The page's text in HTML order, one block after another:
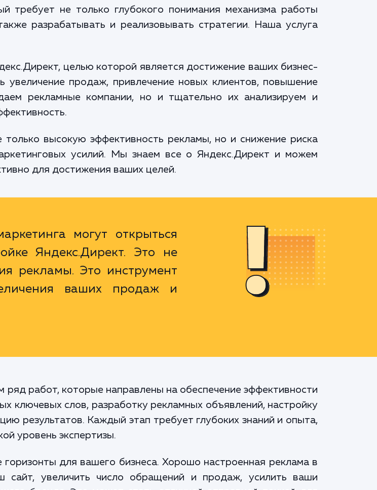
требует не только глубокого понимания механизма работы
разрабатывать и реализовывать стратегии. Наша услуга
целью которой является достижение ваших бизнес-
продаж, привлечение новых клиентов, повышение
рекламные компании, но и тщательно их анализируем и
высокую эффективность рекламы, но и снижение риска
усилий. Мы знаем все о Яндекс.Директ и можем
для достижения ваших целей.
могут открыться
Яндекс.Директ. Это не
рекламы. Это инструмент
ваших продаж и
работ, которые направлены на обеспечение эффективности
ключевых слов, разработку рекламных объявлений, настройку
результатов. Каждый этап требует глубоких знаний и опыта,
уровень экспертизы.
для вашего бизнеса. Хорошо настроенная реклама в
сайт, увеличить число обращений и продаж, усилить ваши